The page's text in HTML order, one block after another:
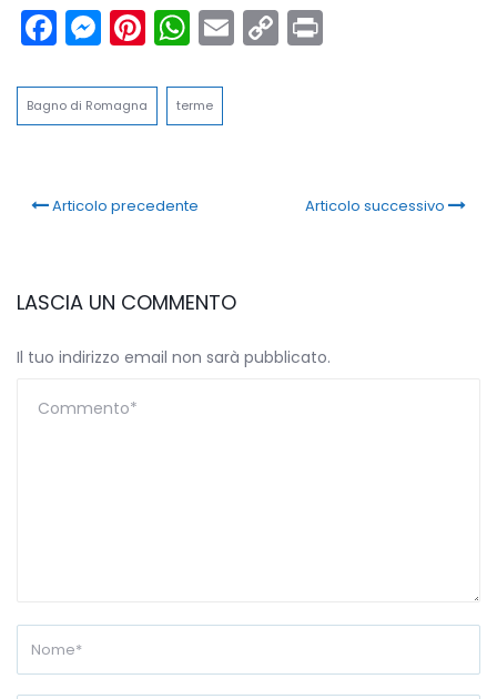
Facebook
Messenger
Pinterest
WhatsApp
Email
Copy
Link
Bagno di Romagna terme
Articolo precedente Articolo successivo
LASCIA UN COMMENTO
Il tuo indirizzo email non sarà pubblicato.